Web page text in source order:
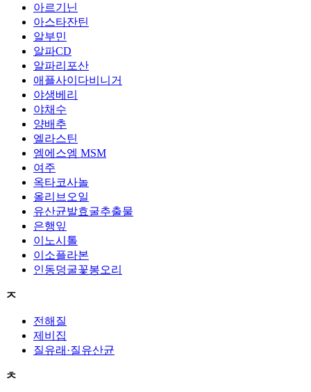
아르기닌
아스타잔틴
알부민
알파CD
알파리포산
애플사이다비니거
야생베리
야채수
양배추
엘라스틴
엠에스엠 MSM
여주
옥타코사놀
올리브오일
유산균발효굴추출물
은행잎
이노시톨
이소플라본
인동덩굴꽃봉오리
ㅈ
전해질
제비집
질유래·질유산균
ㅊ